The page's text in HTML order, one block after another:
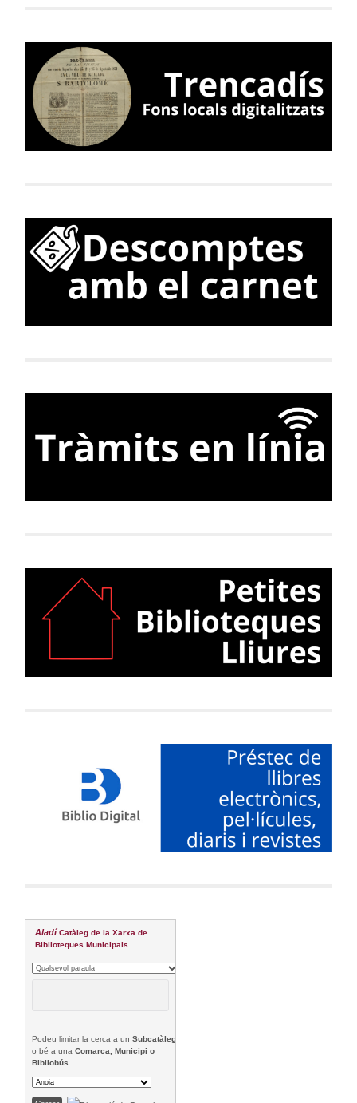
Aladí Catàleg de la Xarxa de
Biblioteques Municipals
Podeu limitar la cerca a unSubcatàleg
o bé a unaComarca, Municipi o
Bibliobús